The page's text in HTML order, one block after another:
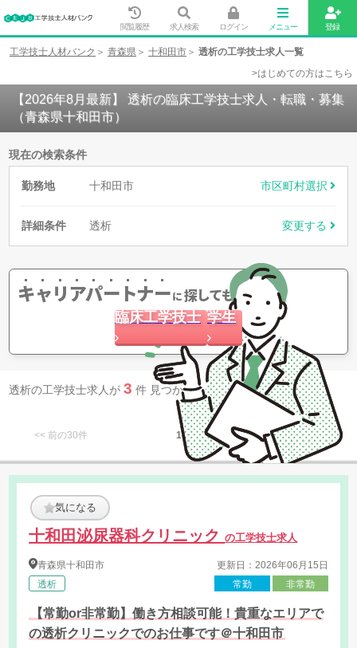
閲覧履歴 求人検索 ログイン メニュー 登録
工学技士人材バンク 青森県 十和田市
透析の工学技士求人一覧
>はじめての方はこちら
【2026年8月最新】 透析の臨床工学技士求人・転職・募集
（青森県十和田市）
現在の検索条件
勤務地 十和田市 市区町村選択
詳細条件 透析 変更する
キャリアパートナーに探してもらう
臨床工学技士 学生
透析の工学技士求人が 3 件 見つかりました。
<< 前の30件 1 次の30件 >>
気になる
十和田泌尿器科クリニックの工学技士求人
青森県十和田市
透析
更新日：2026年06月15日
常勤
非常勤
【常勤or非常勤】働き方相談可能！貴重なエリアで
の透析クリニックでのお仕事です＠十和田市